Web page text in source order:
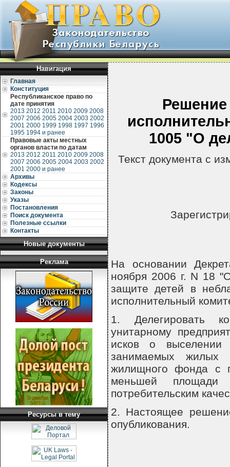
Навигация
Главная
Конституция
Республиканское право по
дате принятия
2013 2012 2011 2010 2009 2008
2007 2006 2005 2004 2003 2002
2001 2000 1999 1998 1997 1996
1995 1994 и ранее
Правовые акты местных
органов власти по датам
2013 2012 2011 2010 2009 2008
2007 2006 2005 2004 2003 2002
2001 2000 и ранее
Архивы
Кодексы
Законы
Указы
Постановления
Поиск документа
Полезные ссылки
Контакты
Новые документы
Реклама
Ресурсы в тему
Решение
1005 "О
Текст документа с
На основании
ноября 2006 г. N 18
защите детей в
исполнительный
1. Делегировать
унитарному
исков о
занимаемых жилых
жилищного фонда с
меньшей
потребительским
2. Настоящее
опубликования.